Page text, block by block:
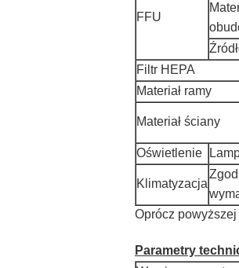
FFU
Filtr HEPA
Materiał ramy
Materiał ściany
Oświetlenie
Klimatyzacja
Oprócz
Parametry